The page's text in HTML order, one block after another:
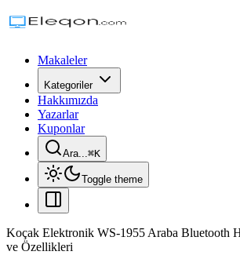
Makaleler
Kategoriler
Hakkımızda
Yazarlar
Kuponlar
Ara...⌘K
Toggle theme
Koçak Elektronik WS-1955 Araba Bluetooth
ve Özellikleri